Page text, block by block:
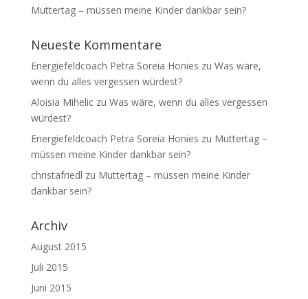
Muttertag – müssen meine Kinder dankbar sein?
Neueste Kommentare
Energiefeldcoach Petra Soreia Honies zu Was wäre,
wenn du alles vergessen würdest?
Aloisia Miheliczu Was wäre, wenn du alles vergessen
würdest?
Energiefeldcoach Petra Soreia Honies zu Muttertag –
müssen meine Kinder dankbar sein?
christafriedl zu Muttertag – müssen meine Kinder
dankbar sein?
Archiv
August 2015
Juli 2015
Juni 2015